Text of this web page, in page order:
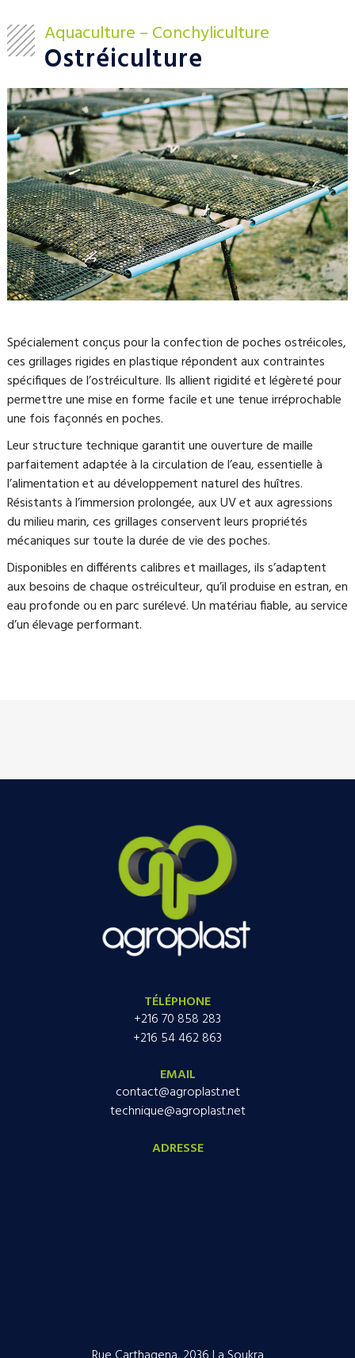
Ostréiculture
Aquaculture – Conchyliculture
Spécialement conçus pour la confection de poches ostréicoles,
ces grillages rigides en plastique répondent aux contraintes
spécifiques de l’ostréiculture. Ils allient rigidité et légèreté pour
permettre une mise en forme facile et une tenue irréprochable
une fois façonnés en poches.
Leur structure technique garantit une ouverture de maille
parfaitement adaptée à la circulation de l’eau, essentielle à
l’alimentation et au développement naturel des huîtres.
Résistants à l’immersion prolongée, aux UV et aux agressions
du milieu marin, ces grillages conservent leurs propriétés
mécaniques sur toute la durée de vie des poches.
Disponibles en différents calibres et maillages, ils s’adaptent
aux besoins de chaque ostréiculteur, qu’il produise en estran, en
eau profonde ou en parc surélevé. Un matériau fiable, au service
d’un élevage performant.
TÉLÉPHONE
+216 70 858 283
+216 54 462 863
EMAIL
contact@agroplast.net
technique@agroplast.net
ADRESSE